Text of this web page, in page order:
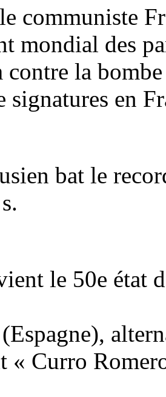
communiste
mondial des
contre la
en
bat le
le 50e état
« Curro